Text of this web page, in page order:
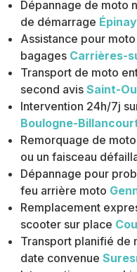
Dépannage de moto
de démarrage
Assistance pour
bagages Carrières-
Transport de moto
second avis Saint-
Intervention 24h/7j
Boulogne-
Remorquage de
ou un faisceau
Dépannage pour
feu arrière moto
Remplacement
scooter sur place
Transport planifié de
date convenue